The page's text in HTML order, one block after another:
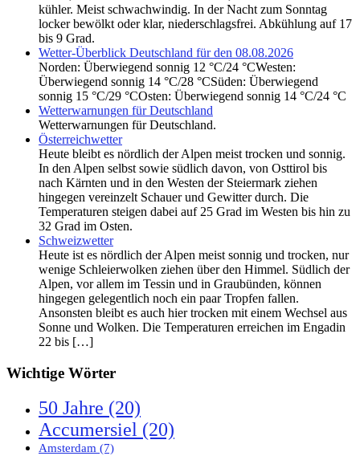
kühler. Meist schwachwindig. In der Nacht zum Sonntag
locker bewölkt oder klar, niederschlagsfrei. Abkühlung auf 17
bis 9 Grad.
Wetter-Überblick Deutschland für den 08.08.2026
Norden: Überwiegend sonnig 12 °C/24 °CWesten:
Überwiegend sonnig 14 °C/28 °CSüden: Überwiegend
sonnig 15 °C/29 °COsten: Überwiegend sonnig 14 °C/24 °C
Wetterwarnungen für Deutschland
Wetterwarnungen für Deutschland.
Österreichwetter
Heute bleibt es nördlich der Alpen meist trocken und sonnig.
In den Alpen selbst sowie südlich davon, von Osttirol bis
nach Kärnten und in den Westen der Steiermark ziehen
hingegen vereinzelt Schauer und Gewitter durch. Die
Temperaturen steigen dabei auf 25 Grad im Westen bis hin zu
32 Grad im Osten.
Schweizwetter
Heute ist es nördlich der Alpen meist sonnig und trocken, nur
wenige Schleierwolken ziehen über den Himmel. Südlich der
Alpen, vor allem im Tessin und in Graubünden, können
hingegen gelegentlich noch ein paar Tropfen fallen.
Ansonsten bleibt es auch hier trocken mit einem Wechsel aus
Sonne und Wolken. Die Temperaturen erreichen im Engadin
22 bis […]
Wichtige Wörter
50 Jahre (20)
Accumersiel (20)
Amsterdam (7)